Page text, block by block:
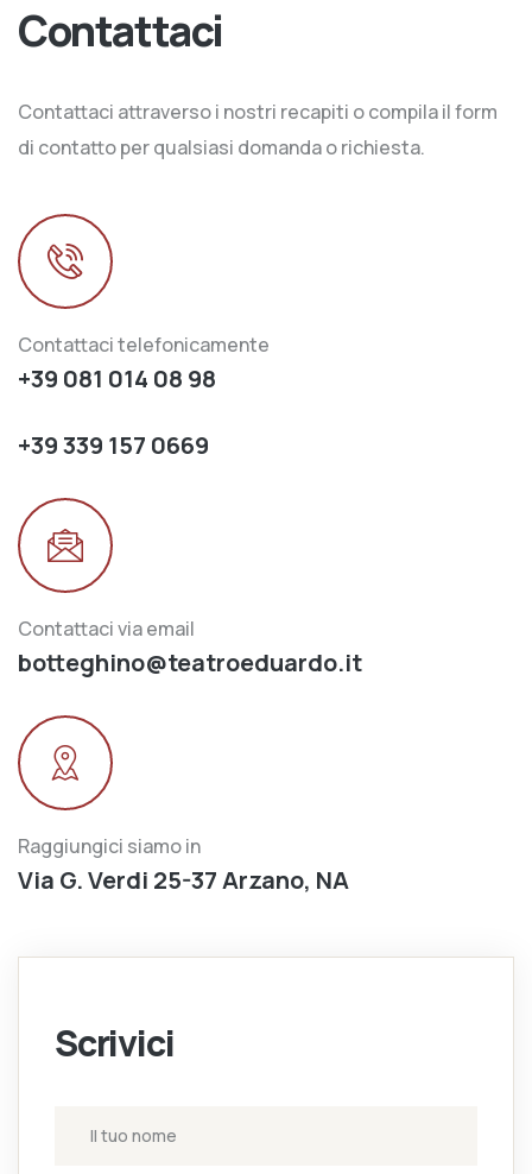
Contattaci
Contattaci attraverso i nostri recapiti o compila il form
di contatto per qualsiasi domanda o richiesta.
Contattaci telefonicamente
+39 081 014 08 98
+39 339 157 0669
Contattaci via email
botteghino@teatroeduardo.it
Raggiungici siamo in
Via G. Verdi 25-37 Arzano, NA
Scrivici